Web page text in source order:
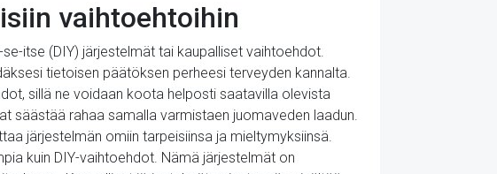
vaihtoehtoihin
itse (DIY) järjestelmät tai kaupalliset vaihtoehdot.
tietoisen päätöksen perheesi terveyden kannalta.
sillä ne voidaan koota helposti saatavilla olevista
säästää rahaa samalla varmistaen juomaveden laadun.
järjestelmän omiin tarpeisiinsa ja mieltymyksiinsä.
kuin DIY-vaihtoehdot. Nämä järjestelmät on